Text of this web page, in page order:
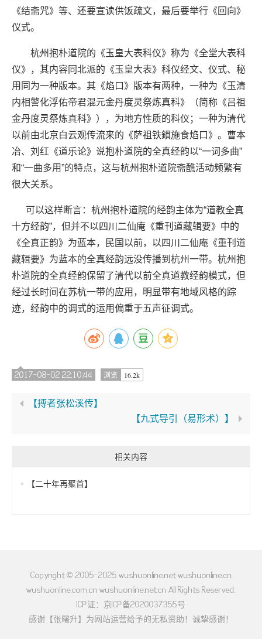
《结斋咒》等、还要宣读供饭疏文，最后要举行《回向》
仪式。
杭州抱朴道院的《玉皇大表科仪》称为《全堂大表科
仪》，其内容同北派的《玉皇大表》科仪经文、仪式、秘
用同为一种版本。其 《焰口》版本有两种，一种为《玉清
内相警化浮佑帝君混元金丹度灵祭炼真科》（简称 《吕祖
金丹度灵祭炼真科》），为地方性质的科仪；一种为清代
以前由北京白云观传流来的《萨祖铁鏆施食焰口》。曹本
冶、刘红 《道乐论》说抱朴道院的全真经韵以“一词 多曲”
和“一曲多用”的特点，这与杭州抱朴道院斋醮活动频繁有
很大关系。
可以这样断言：杭州抱朴道院的经韵主体为“道教全真
十方经韵”，但并不以四川二仙庵《重刊道藏辑要》中的
《全真正韵》为蓝本，民国以前，以四川二仙庵《重刊道
藏辑要》为蓝本的全真经韵远没传播到杭州一带。杭州抱
朴道院的全真经韵保留了清代以前全真道教经韵模式，但
经过长时间在苏杭一带的应用，明显带有地域风格的踪
迹，经韵中的调式的运用偏重于五声征调式。
2017-08-02 22:10:44 浏览 16.2k
【搏者张松溪传】
【九式导引（易形术）】
相关内容
【二十年再聚首】
Copyright © 2005-2025 wushuonline.net wushuonline.cn
wushuonline.com.cn wushuonline.net.cn All Rights Reserved.
ICP证：京ICP备2020037355号
感谢【张曙升】为网站运营给予的无私资助！诚挚感谢！